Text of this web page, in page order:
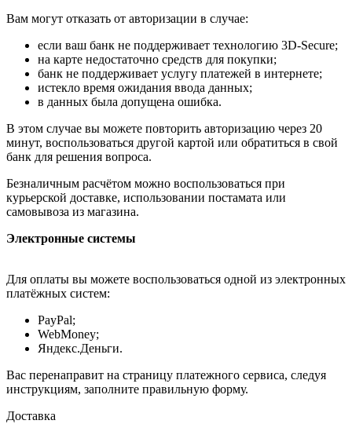
Вам могут отказать от авторизации в случае:
если ваш банк не поддерживает технологию 3D-Secure;
на карте недостаточно средств для покупки;
банк не поддерживает услугу платежей в интернете;
истекло время ожидания ввода данных;
в данных была допущена ошибка.
В этом случае вы можете повторить авторизацию через 20
минут, воспользоваться другой картой или обратиться в свой
банк для решения вопроса.
Безналичным расчётом можно воспользоваться при
курьерской доставке, использовании постамата или
самовывоза из магазина.
Электронные системы
Для оплаты вы можете воспользоваться одной из электронных
платёжных систем:
PayPal;
WebMoney;
Яндекс.Деньги.
Вас перенаправит на страницу платежного сервиса, следуя
инструкциям, заполните правильную форму.
Доставка